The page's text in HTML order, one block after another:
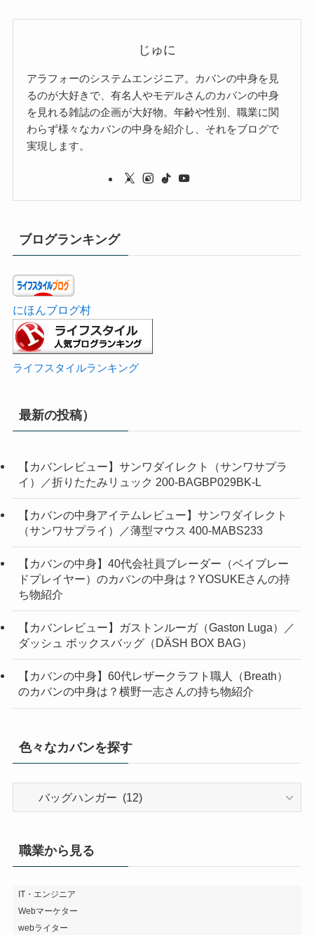
じゅに
アラフォーのシステムエンジニア。カバンの中身を見
るのが大好きで、有名人やモデルさんのカバンの中身
を見れる雑誌の企画が大好物。年齢や性別、職業に関
わらず様々なカバンの中身を紹介し、それをブログで
実現します。
ブログランキング
にほんブログ村
ライフスタイルランキング
最新の投稿）
【カバンレビュー】サンワダイレクト（サンワサプラ
イ）／折りたたみリュック 200-BAGBP029BK-L
【カバンの中身アイテムレビュー】サンワダイレクト
（サンワサプライ）／薄型マウス 400-MABS233
【カバンの中身】40代会社員ブレーダー（ベイブレー
ドプレイヤー）のカバンの中身は？YOSUKEさんの持
ち物紹介
【カバンレビュー】ガストンルーガ（Gaston Luga）／
ダッシュ ボックスバッグ（DÄSH BOX BAG）
【カバンの中身】60代レザークラフト職人（Breath）
のカバンの中身は？横野一志さんの持ち物紹介
色々なカバンを探す
バ
ン
探
す
職業から見る
IT・エンジニア
Webマーケター
webライター